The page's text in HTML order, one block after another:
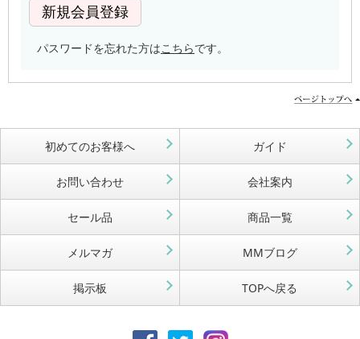
パスワードを忘れた方はこちらです。
初めてのお客様へ ガイド
お問い合わせ 会社案内
セール品 商品一覧
メルマガ MMブログ
掲示板 TOPへ戻る